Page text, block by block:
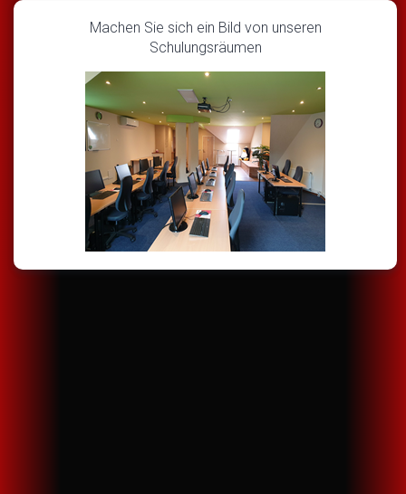
Machen Sie sich ein Bild von unseren
Schulungsräumen